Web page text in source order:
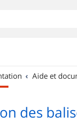
Aide et
des